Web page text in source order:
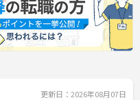
更新日：2026年08月07日